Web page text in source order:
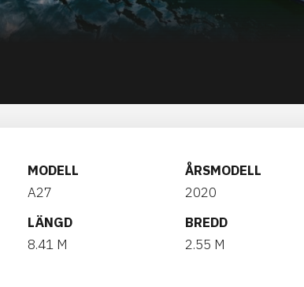
MODELL
A27
ÅRSMODELL
2020
LÄNGD
8.41 M
BREDD
2.55 M